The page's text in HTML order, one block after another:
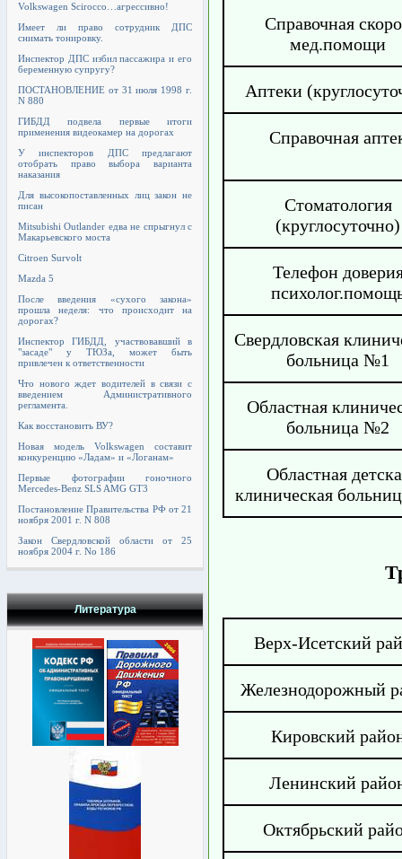
Volkswagen Scirocco…агрессивно!
Имеет ли право сотрудник ДПС
снимать тонировку.
Инспектор ДПС избил пассажира и его
беременную супругу?
ПОСТАНОВЛЕНИЕ от 31 июля 1998 г.
N 880
ГИБДД подвела первые итоги
применения видеокамер на дорогах
У инспекторов ДПС предлагают
отобрать право выбора варианта
наказания
Для высокопоставленных лиц закон не
писан
Mitsubishi Outlander едва не спрыгнул с
Макарьевского моста
Citroen Survolt
Mazda 5
После введения «сухого закона»
прошла неделя: что происходит на
дорогах?
Инспектор ГИБДД, участвовавший в
"засаде" у ТЮЗа, может быть
привлечен к ответственности
Что нового ждет водителей в связи с
введением Административного
регламента.
Как восстановить ВУ?
Новая модель Volkswagen составит
конкуренцию «Ладам» и «Логанам»
Первые фотографии гоночного
Mercedes-Benz SLS AMG GT3
Постановление Правительства РФ от 21
ноября 2001 г. N 808
Закон Свердловской области от 25
ноября 2004 г. No 186
Литература
Справочная
мед.помощи
Аптеки
Справочная
Стоматология
(круглосуточно)
Телефон
Свердловская
больница №1
Областная
больница №2
Областная
клиническая
Верх-Исетский
Железнодорожный
Кировский
Ленинский
Октябрьский